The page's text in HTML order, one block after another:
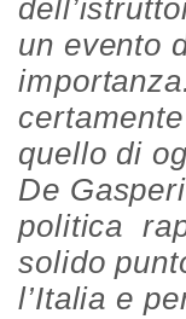
un evento
quello di
De
politica
solido
l’Italia e